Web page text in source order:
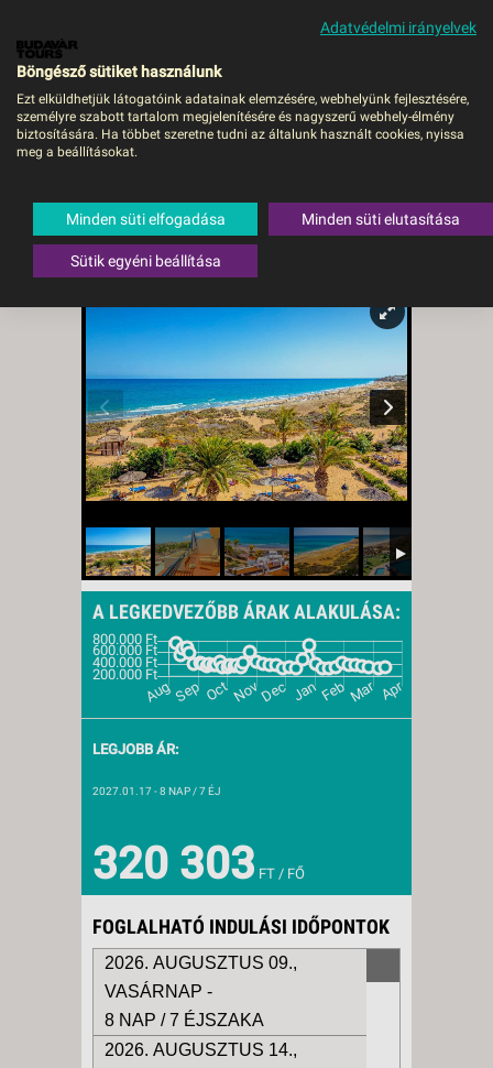
MENÜ
SBH CRYSTAL BEACH -
Repülő
Spanyolország,Fuerteventura,
Costa Calma
A LEGKEDVEZŐBB ÁRAK ALAKULÁSA:
LEGJOBB ÁR:
2027.01.17- 8 NAP / 7 ÉJ
320 303 FT / FŐ
FOGLALHATÓ INDULÁSI IDŐPONTOK
2026. AUGUSZTUS 09.,
VASÁRNAP -
8 NAP / 7 ÉJSZAKA
2026. AUGUSZTUS 14.,
Adatvédelmi irányelvek
Böngésző sütiket használunk
Ezt elküldhetjük látogatóink adatainak elemzésére, webhelyünk fejlesztésére,
személyre szabott tartalom megjelenítésére és nagyszerű webhely-élmény
biztosítására. Ha többet szeretne tudni az általunk használt cookies, nyissa
meg a beállításokat.
Minden süti elfogadása Minden süti elutasítása
Sütik egyéni beállítása